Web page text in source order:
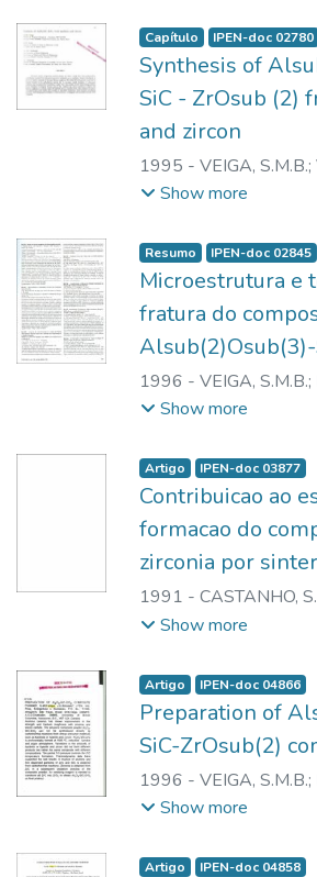
Capítulo IPEN-doc 02780
Synthesis of
SiC - ZrOsub (2)
and zircon
1995 - VEIGA, S.M.B.;
CHAKLADER, A.C.D.
Show more
Resumo IPEN-doc 02845
Microestrutura e
fratura do
1996 - VEIGA, S.M.B.;
BRESSIANI, A.H.A.
Show more
Artigo IPEN-doc 03877
Contribuicao ao
formacao do
zirconia por
1991 - CASTANHO,
A.L.E.;PEREZ
Show more
Artigo IPEN-doc 04866
Preparation of
SiC-ZrOsub(2)
1996 - VEIGA, S.M.B.;
VEIGA, M.M.;
Show more
Artigo IPEN-doc 04858